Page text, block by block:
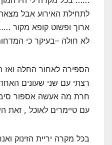
לתחילת האירוע אבל
ארוך ופשוט קופא מקור
לא חולה –בעיקר כי
הספירה לאחור החלה ואז
רצתי עם שני שעונים
חרת מה אעשה אספור
עם טיימרים לאוכל , זאת
בכל מקרה יריית הזינוק